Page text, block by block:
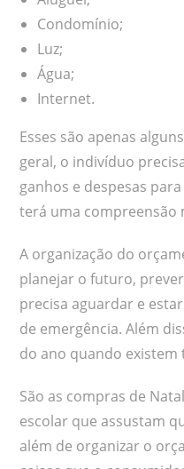
Condomínio;
Luz;
Água;
Internet.
Esses são apenas
geral, o indivíduo
ganhos e despesas
terá uma compreensão
A organização do
planejar o futuro,
precisa aguardar e
de emergência. Além
do ano quando existem
São as compras de
escolar que assustam
além de organizar o